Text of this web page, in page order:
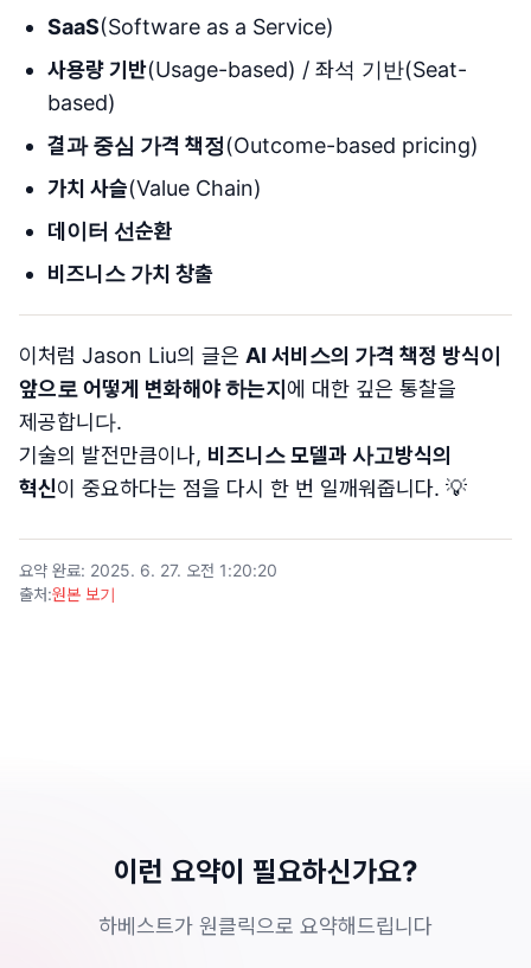
SaaS(Software as a Service)
사용량 기반(Usage-based) / 좌석 기반(Seat-
based)
결과 중심 가격 책정(Outcome-based pricing)
가치 사슬(Value Chain)
데이터 선순환
비즈니스 가치 창출
이처럼 Jason Liu의 글은 AI 서비스의 가격 책정 방식이
앞으로 어떻게 변화해야 하는지 에 대한 깊은 통찰을
제공합니다.
기술의 발전만큼이나, 비즈니스 모델과 사고방식의
혁신이 중요하다는 점을 다시 한 번 일깨워줍니다. 💡
요약 완료: 2025. 6. 27. 오전 1:20:20
출처:원본 보기
이런 요약이 필요하신가요?
하베스트가 원클릭으로 요약해드립니다